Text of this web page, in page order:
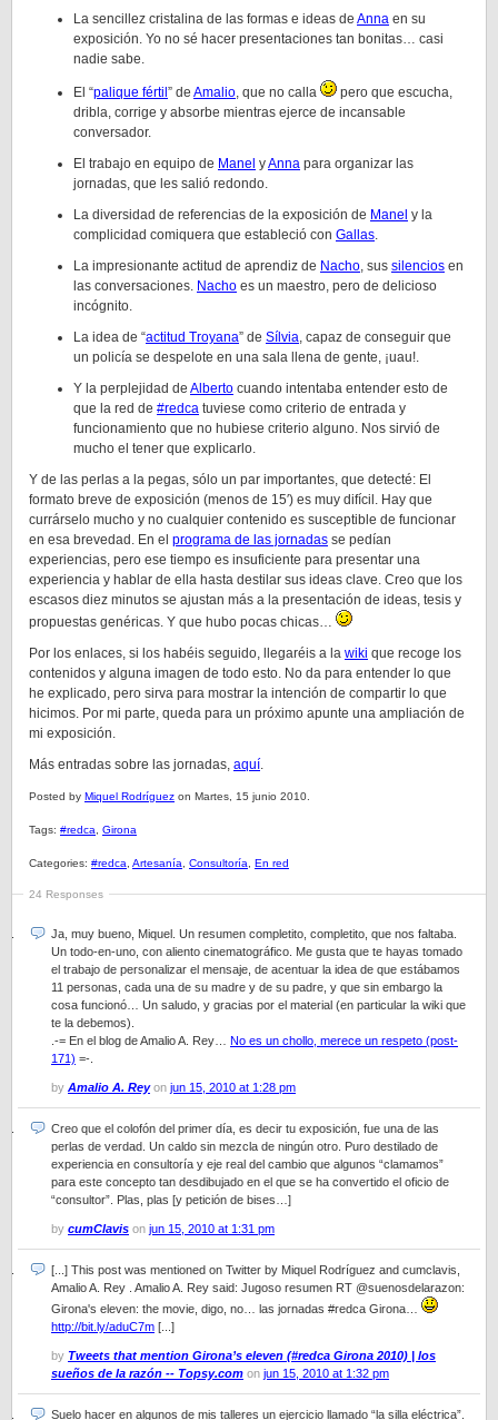
La sencillez cristalina de las formas e ideas de Anna en su
exposición. Yo no sé hacer presentaciones tan bonitas… casi
nadie sabe.
El “palique fértil ” de Amalio, que no calla
pero que escucha,
dribla, corrige y absorbe mientras ejerce de incansable
conversador.
El trabajo en equipo de Manel yAnna para organizar las
jornadas, que les salió redondo.
La diversidad de referencias de la exposición de Manel y la
complicidad comiquera que estableció con Gallas.
La impresionante actitud de aprendiz de Nacho, sus silencios en
las conversaciones. Nacho es un maestro, pero de delicioso
incógnito.
La idea de “actitud Troyana” de Sílvia, capaz de conseguir que
un policía se despelote en una sala llena de gente, ¡uau!.
Y la perplejidad de Alberto cuando intentaba entender esto de
que la red de #redca tuviese como criterio de entrada y
funcionamiento que no hubiese criterio alguno. Nos sirvió de
mucho el tener que explicarlo.
Y de las perlas a la pegas, sólo un par importantes, que detecté: El
formato breve de exposición (menos de 15′) es muy difícil. Hay que
currárselo mucho y no cualquier contenido es susceptible de funcionar
en esa brevedad. En el programa de las jornadas se pedían
experiencias, pero ese tiempo es insuficiente para presentar una
experiencia y hablar de ella hasta destilar sus ideas clave. Creo que los
escasos diez minutos se ajustan más a la presentación de ideas, tesis y
propuestas genéricas. Y que hubo pocas chicas…
Por los enlaces, si los habéis seguido, llegaréis a la wiki que recoge los
contenidos y alguna imagen de todo esto. No da para entender lo que
he explicado, pero sirva para mostrar la intención de compartir lo que
hicimos. Por mi parte, queda para un próximo apunte una ampliación de
mi exposición.
Más entradas sobre las jornadas, aquí.
Posted by Miquel Rodríguez on Martes, 15 junio 2010.
Tags: #redca Girona
Categories: #redca Artesanía Consultoría En red
24 Responses
Ja, muy bueno, Miquel. Un resumen completito, completito, que nos faltaba.
Un todo-en-uno, con aliento cinematográfico. Me gusta que te hayas tomado
el trabajo de personalizar el mensaje, de acentuar la idea de que estábamos
11 personas, cada una de su madre y de su padre, y que sin embargo la
cosa funcionó… Un saludo, y gracias por el material (en particular la wiki que
te la debemos).
.-= En el blog de Amalio A. Rey… No es un chollo, merece un respeto (post-
171) =-.
by Amalio A. Reyon jun 15, 2010 at 1:28 pm
Creo que el colofón del primer día, es decir tu exposición, fue una de las
perlas de verdad. Un caldo sin mezcla de ningún otro. Puro destilado de
experiencia en consultoría y eje real del cambio que algunos “clamamos”
para este concepto tan desdibujado en el que se ha convertido el oficio de
“consultor”. Plas, plas [y petición de bises…]
by cumClavis on jun 15, 2010 at 1:31 pm
[...] This post was mentioned on Twitter by Miquel Rodríguez and cumclavis,
Amalio A. Rey . Amalio A. Rey said: Jugoso resumen RT @suenosdelarazon:
Girona's eleven: the movie, digo, no… las jornadas #redca Girona…
http://bit.ly/aduC7m [...]
by Tweets that mention Girona’s eleven (#redca Girona 2010) | los
sueños de la razón -- Topsy.com on jun 15, 2010 at 1:32 pm
Suelo hacer en algunos de mis talleres un ejercicio llamado “la silla eléctrica”.